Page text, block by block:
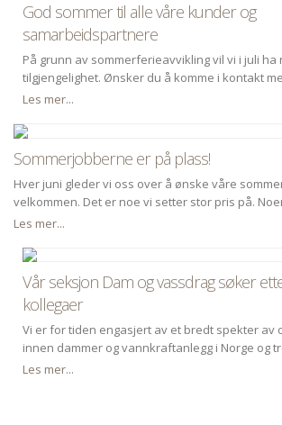
God sommer til alle våre kunder og
samarbeidspartnere
På grunn av sommerferieavvikling vil vi i juli
tilgjengelighet. Ønsker du å komme i kontakt
informasjon under hvert av våre kontorer her
Les mer...
Sommerjobberne er på plass!
Hver juni gleder vi oss over å ønske våre
velkommen. Det er noe vi setter stor pris på.
gang, mens andre vender tilbake etter å ha vært
et innblikk i hvordan det er å jobbe som ingeniør
bedrift med mange spennende og varierte
Les mer...
Vår seksjon Dam og vassdrag søker
kollegaer
Vi er for tiden engasjert av et bredt spekter av
innen dammer og vannkraftanlegg i Norge og
sivilingeniør til å møte oppdragsmengden. Vi
Les mer...